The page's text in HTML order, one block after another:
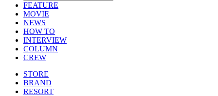
FEATURE
MOVIE
NEWS
HOW TO
INTERVIEW
COLUMN
CREW
STORE
BRAND
RESORT